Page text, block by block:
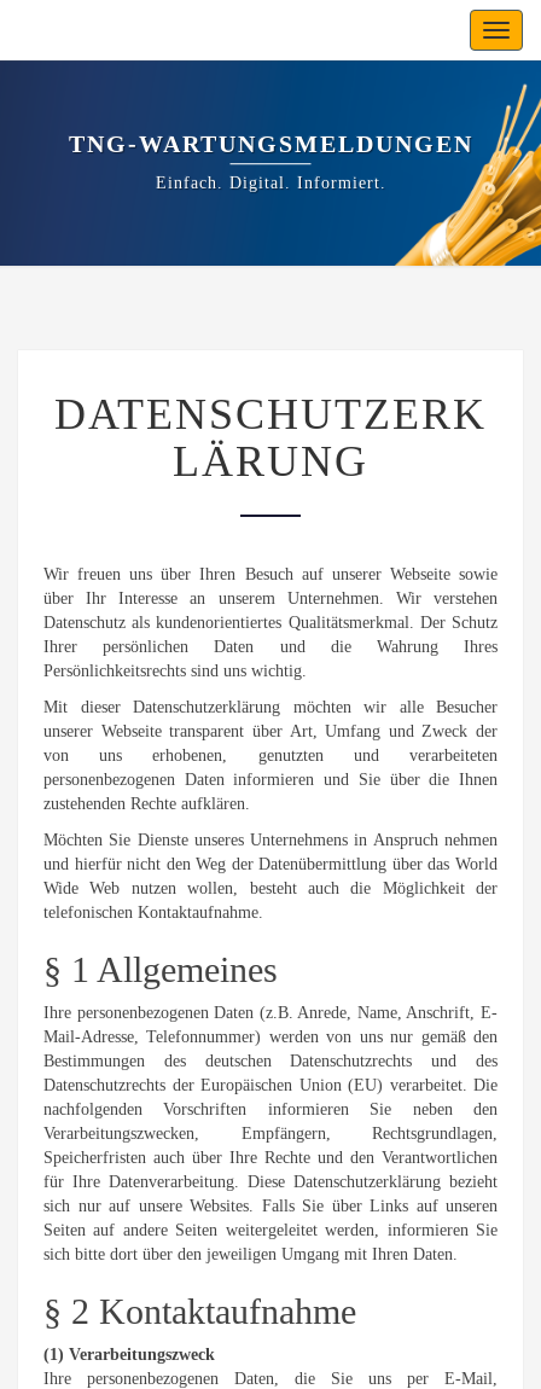
Toggle
TNG-WARTUNGSMELDUNGEN
Einfach. Digital. Informiert.
DATENSCHUTZERK
LÄRUNG
Wir freuen uns über Ihren Besuch auf unserer Webseite sowie
über Ihr Interesse an unserem Unternehmen. Wir verstehen
Datenschutz als kundenorientiertes Qualitätsmerkmal. Der Schutz
Ihrer persönlichen Daten und die Wahrung Ihres
Persönlichkeitsrechts sind uns wichtig.
Mit dieser Datenschutzerklärung möchten wir alle Besucher
unserer Webseite transparent über Art, Umfang und Zweck der
von uns erhobenen, genutzten und verarbeiteten
personenbezogenen Daten informieren und Sie über die Ihnen
zustehenden Rechte aufklären.
Möchten Sie Dienste unseres Unternehmens in Anspruch nehmen
und hierfür nicht den Weg der Datenübermittlung über das World
Wide Web nutzen wollen, besteht auch die Möglichkeit der
telefonischen Kontaktaufnahme.
§ 1 Allgemeines
Ihre personenbezogenen Daten (z.B. Anrede, Name, Anschrift, E-
Mail-Adresse, Telefonnummer) werden von uns nur gemäß den
Bestimmungen des deutschen Datenschutzrechts und des
Datenschutzrechts der Europäischen Union (EU) verarbeitet. Die
nachfolgenden Vorschriften informieren Sie neben den
Verarbeitungszwecken, Empfängern, Rechtsgrundlagen,
Speicherfristen auch über Ihre Rechte und den Verantwortlichen
für Ihre Datenverarbeitung. Diese Datenschutzerklärung bezieht
sich nur auf unsere Websites. Falls Sie über Links auf unseren
Seiten auf andere Seiten weitergeleitet werden, informieren Sie
sich bitte dort über den jeweiligen Umgang mit Ihren Daten.
§ 2 Kontaktaufnahme
(1) Verarbeitungszweck
Ihre personenbezogenen Daten, die Sie uns per E-Mail,